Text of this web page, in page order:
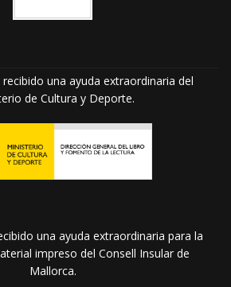
una ayuda extraordinaria del
de Cultura y Deporte.
una ayuda extraordinaria para la
impreso del Consell Insular de
Mallorca.